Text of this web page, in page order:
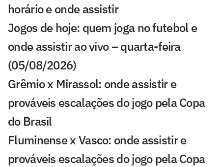
horário e onde assistir
Jogos de hoje: quem joga no futebol e
onde assistir ao vivo – quarta-feira
(05/08/2026)
Grêmio x Mirassol: onde assistir e
prováveis escalações do jogo pela Copa
do Brasil
Fluminense x Vasco: onde assistir e
prováveis escalações do jogo pela Copa